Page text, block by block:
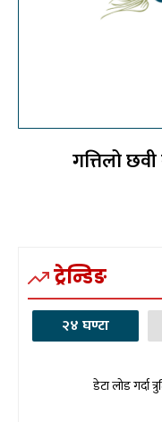
गत्तिलो
ट्रेन्डिङ
२४ घण्टा
डेटा लोड गर्दा